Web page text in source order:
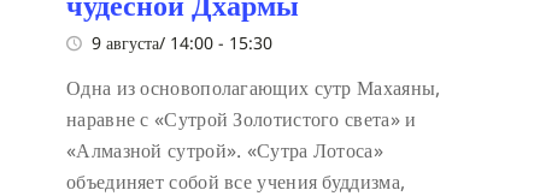
9 августа/ 14:00 - 15:30
Одна из основополагающих сутр Махаяны,
наравне с «Сутрой Золотистого света» и
«Алмазной сутрой». «Сутра Лотоса»
объединяет собой все учения буддизма,